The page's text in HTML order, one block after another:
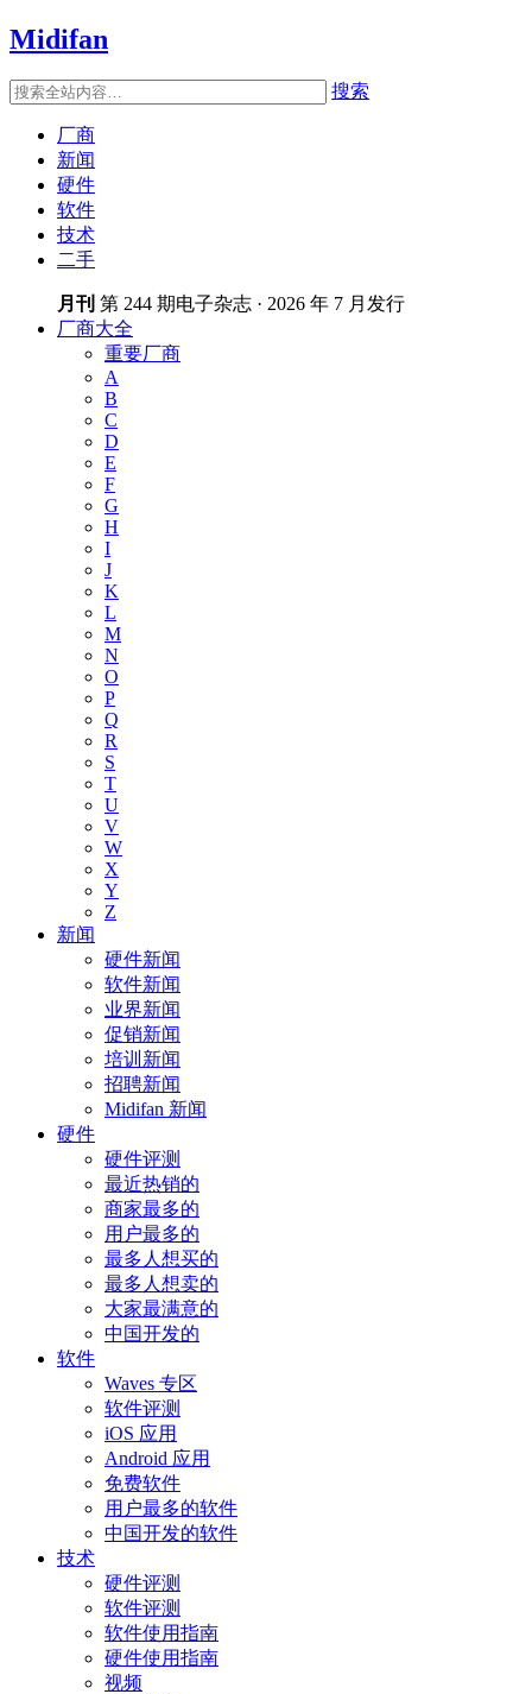
Midifan
搜索
厂商
新闻
硬件
软件
技术
二手
月刊 第 244 期电子杂志 · 2026 年 7 月发行
厂商大全
重要厂商
A
B
C
D
E
F
G
H
I
J
K
L
M
N
O
P
Q
R
S
T
U
V
W
X
Y
Z
新闻
硬件新闻
软件新闻
业界新闻
促销新闻
培训新闻
招聘新闻
Midifan 新闻
硬件
硬件评测
最近热销的
商家最多的
用户最多的
最多人想买的
最多人想卖的
大家最满意的
中国开发的
软件
Waves 专区
软件评测
iOS 应用
Android 应用
免费软件
用户最多的软件
中国开发的软件
技术
硬件评测
软件评测
软件使用指南
硬件使用指南
视频